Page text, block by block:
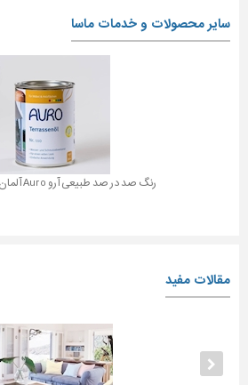
سایر محصولات و خدمات ماسا
رنگ صد در صد طبیعی آرو Auro آلمان مخصوص چوب
مقالات مفید